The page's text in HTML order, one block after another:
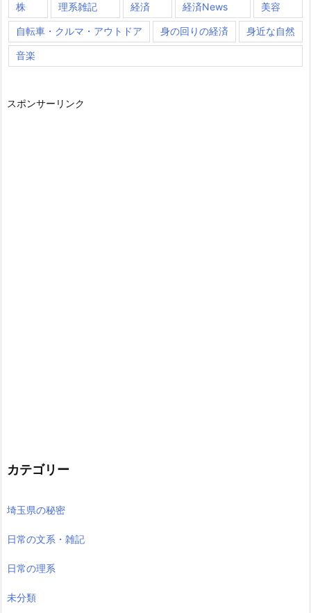
株 理系雑記 経済 経済News 美容
自転車・クルマ・アウトドア 身の回りの経済 身近な自然
音楽
スポンサーリンク
カテゴリー
埼玉県の秘密
日常の文系・雑記
日常の理系
未分類